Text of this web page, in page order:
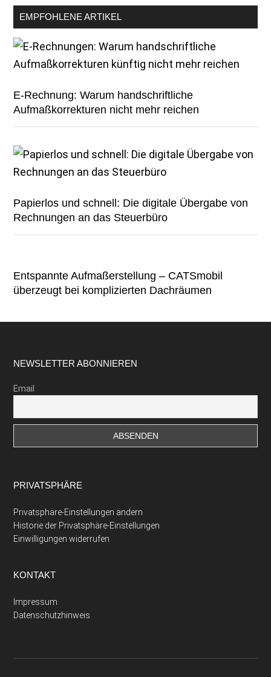
EMPFOHLENE ARTIKEL
E-Rechnung: Warum handschriftliche
Aufmaßkorrekturen nicht mehr reichen
Papierlos und schnell: Die digitale Übergabe von
Rechnungen an das Steuerbüro
Entspannte Aufmaßerstellung – CATSmobil
überzeugt bei komplizierten Dachräumen
Footer
NEWSLETTER ABONNIEREN
Email
PRIVATSPHÄRE
Privatsphäre-Einstellungen ändern
Historie der Privatsphäre-Einstellungen
Einwilligungen widerrufen
KONTAKT
Impressum
Datenschutzhinweis